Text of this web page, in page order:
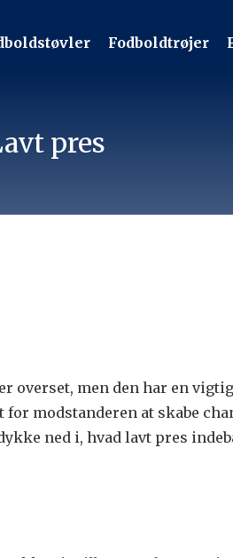
Fodboldtrøjer
pres
overset, men den har en
modstanderen at skabe
ned i, hvad lavt pres